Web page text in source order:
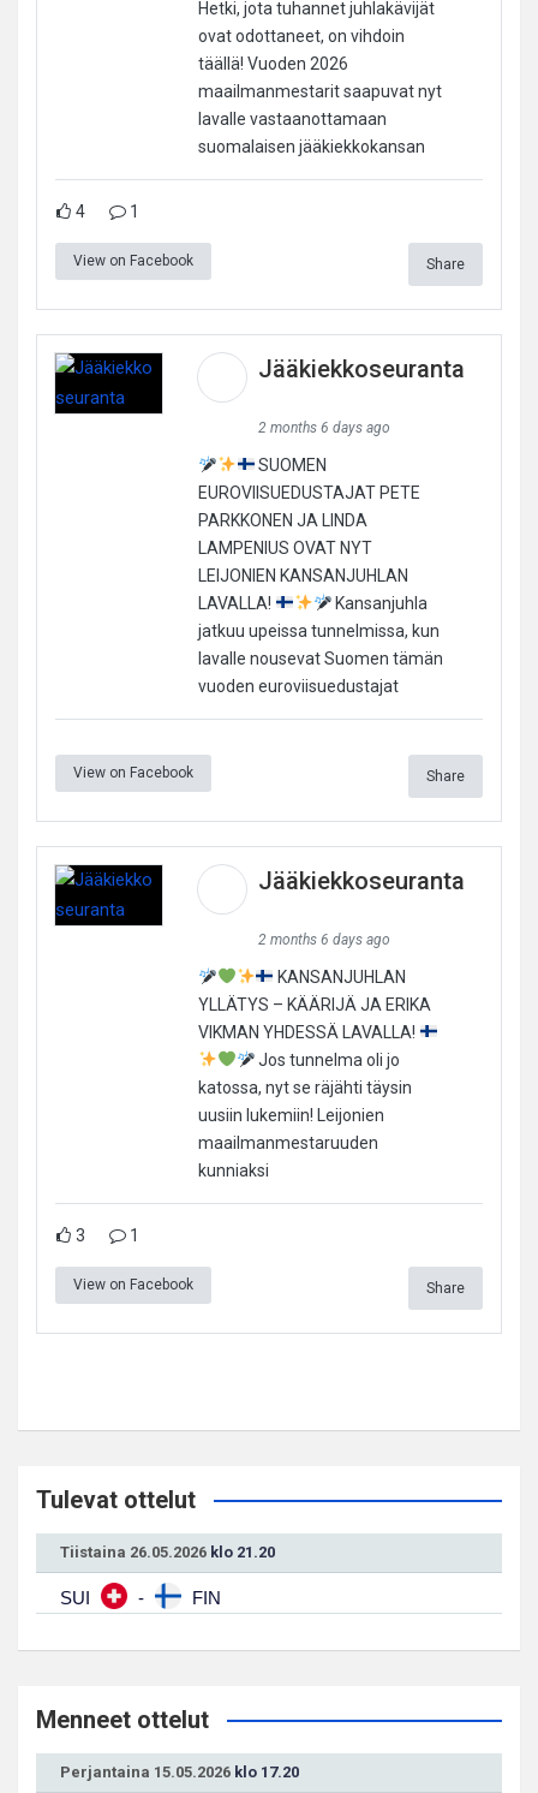
Hetki, jota tuhannet juhlakävijät
ovat odottaneet, on vihdoin
täällä! Vuoden 2026
maailmanmestarit saapuvat nyt
lavalle vastaanottamaan
suomalaisen jääkiekkokansan
4 1
View on Facebook Share
Jääkiekkoseuranta
2 months 6 days ago
SUOMEN
EUROVIISUEDUSTAJAT PETE
PARKKONEN JA LINDA
LAMPENIUS OVAT NYT
LEIJONIEN KANSANJUHLAN
LAVALLA!
Kansanjuhla
jatkuu upeissa tunnelmissa, kun
lavalle nousevat Suomen tämän
vuoden euroviisuedustajat
View on Facebook Share
Jääkiekkoseuranta
2 months 6 days ago
KANSANJUHLAN
YLLÄTYS – KÄÄRIJÄ JA ERIKA
VIKMAN YHDESSÄ LAVALLA!
Jos tunnelma oli jo
katossa, nyt se räjähti täysin
uusiin lukemiin! Leijonien
maailmanmestaruuden
kunniaksi
3 1
View on Facebook Share
Tulevat ottelut
Tiistaina 26.05.2026 klo 21.20
SUI - FIN
Menneet ottelut
Perjantaina 15.05.2026 klo 17.20